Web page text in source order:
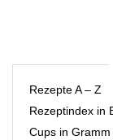
Rezepte A – Z
Rezeptindex in
Cups in